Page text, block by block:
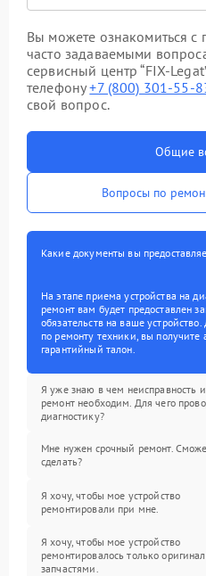
Вы можете ознакомиться
часто задаваемыми
сервисный центр “FIX-
телефону+7 (800) 301-55-
свой вопрос.
Общие
Вопросы по
Какие документы вы
На этапе приема устройства на
ремонт вам будет предоставлен
обязательств на ваше
по ремонту техники, вы получите
гарантийный талон.
Я уже знаю в чем неисправность
ремонт необходим. Для чего
диагностику?
Мне нужен срочный ремонт.
сделать?
Я хочу, чтобы мое устройство
ремонтировали при мне.
Я хочу, чтобы мое устройство
ремонтировалось только
запчастями.